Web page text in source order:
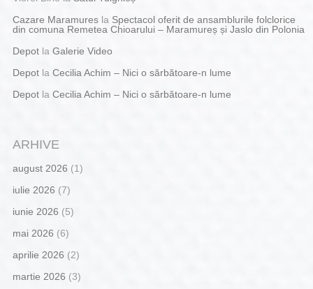
Cazare Maramuresla Spectacol oferit de ansamblurile folclorice
din comuna Remetea Chioarului – Maramureș și Jaslo din Polonia
Depotla Galerie Video
Depotla Cecilia Achim – Nici o sărbătoare-n lume
Depotla Cecilia Achim – Nici o sărbătoare-n lume
ARHIVE
august 2026 (1)
iulie 2026 (7)
iunie 2026 (5)
mai 2026 (6)
aprilie 2026 (2)
martie 2026 (3)